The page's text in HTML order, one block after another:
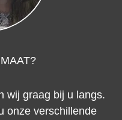
wij graag bij u langs.
onze verschillende